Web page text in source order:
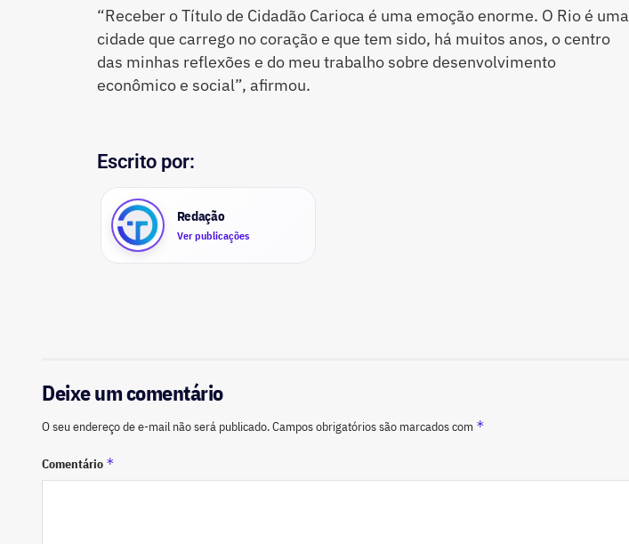
“Receber o Título de Cidadão Carioca é uma emoção enorme. O Rio é uma
cidade que carrego no coração e que tem sido, há muitos anos, o centro
das minhas reflexões e do meu trabalho sobre desenvolvimento
econômico e social”, afirmou.
Escrito por:
Redação
Ver publicações
Deixe um comentário
O seu endereço de e-mail não será publicado.Campos obrigatórios são marcados com *
Comentário *